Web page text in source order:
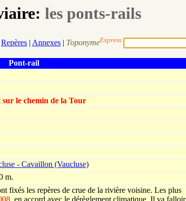
les ponts-rails
Repères | Annexes | ToponymeExpress
Pont-rail
sur le chemin de la Tour
- Cavaillon (Vaucluse)
m.
fixés les repères de crue de la rivière voisine. Les plus